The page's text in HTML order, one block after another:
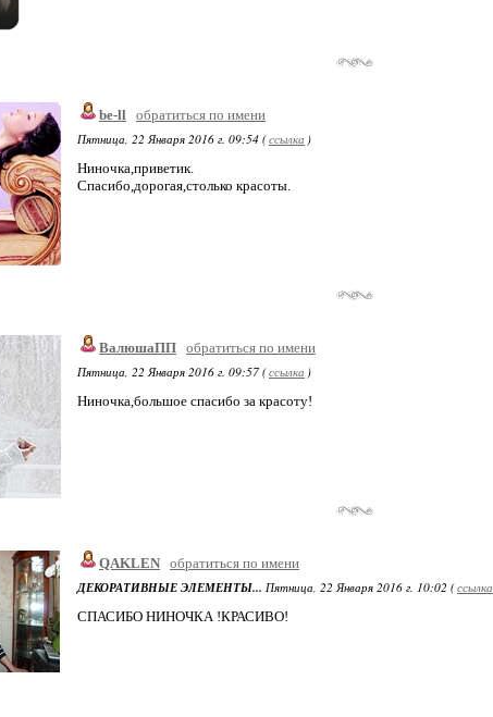
be-ll обратиться по имени
Пятница, 22 Января 2016 г. 09:54 (ссылка )
Ниночка,приветик.
Спасибо,дорогая,столько красоты.
ВалюшаПП обратиться по имени
Пятница, 22 Января 2016 г. 09:57 (ссылка )
Ниночка,большое спасибо за красоту!
QAKLEN обратиться по имени
ДЕКОРАТИВНЫЕ ЭЛЕМЕНТЫ... Пятница, 22 Января 2016 г. 10:02 (ссылка
СПАСИБО НИНОЧКА !КРАСИВО!